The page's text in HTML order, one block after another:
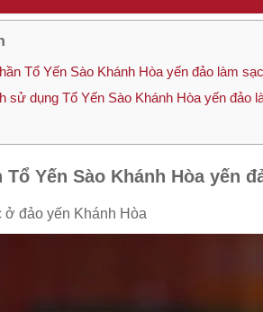
Tổ Yến Sào Khánh Hòa yến đảo làm
sử dụng Tổ Yến Sào Khánh Hòa yến đảo
Tổ Yến Sào Khánh Hòa yến
ở đảo yến Khánh Hòa